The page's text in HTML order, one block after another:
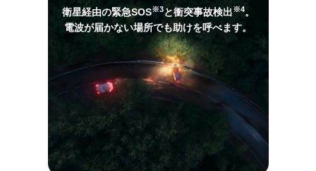
衛星経由の緊急SOS※3と衝突事故検出※4。
電波が届かない場所でも助けを呼べます。